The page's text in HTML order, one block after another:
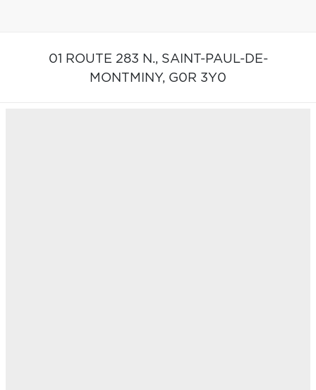
01 ROUTE 283 N., SAINT-PAUL-DE-
MONTMINY, G0R 3Y0